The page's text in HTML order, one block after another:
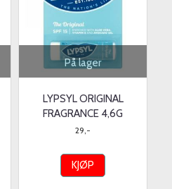
På lager
LYPSYL ORIGINAL
FRAGRANCE 4,6G
29,-
KJØP